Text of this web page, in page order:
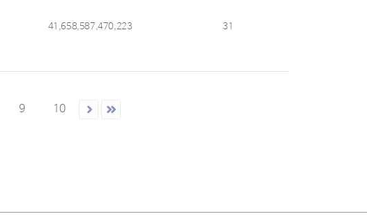
41,658,587,470,223 31
9 10